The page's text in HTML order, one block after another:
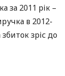
за 2011 рік –
в 2012-
зріс до